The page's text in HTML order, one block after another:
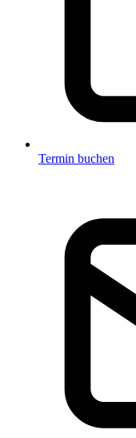
Termin buchen